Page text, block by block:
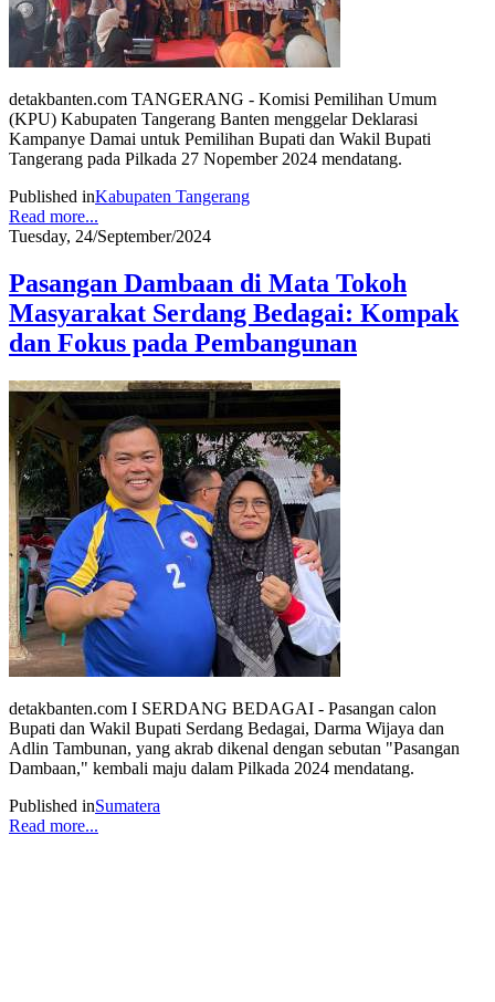
detakbanten.com TANGERANG - Komisi Pemilihan Umum
(KPU) Kabupaten Tangerang Banten menggelar Deklarasi
Kampanye Damai untuk Pemilihan Bupati dan Wakil Bupati
Tangerang pada Pilkada 27 Nopember 2024 mendatang.
Published inKabupaten Tangerang
Read more...
Tuesday, 24/September/2024
Pasangan Dambaan di Mata Tokoh
Masyarakat Serdang Bedagai: Kompak
dan Fokus pada Pembangunan
detakbanten.com I SERDANG BEDAGAI - Pasangan calon
Bupati dan Wakil Bupati Serdang Bedagai, Darma Wijaya dan
Adlin Tambunan, yang akrab dikenal dengan sebutan "Pasangan
Dambaan," kembali maju dalam Pilkada 2024 mendatang.
Published inSumatera
Read more...